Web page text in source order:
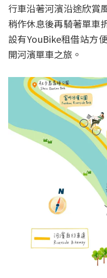
行車沿著河濱沿途欣賞
稍作休息後再騎著單車
設有YouBike租借站方
開河濱單車之旅。